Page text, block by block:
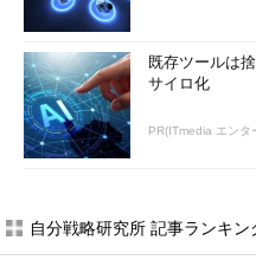
既存ツールは
サイロ化
PR(ITmedia エンタ
自分戦略研究所 記事ランキン